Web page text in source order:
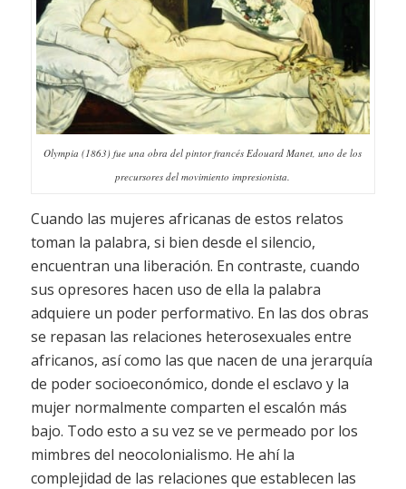
Olympia (1863) fue una obra del pintor francés Edouard Manet, uno de los
precursores del movimiento impresionista.
Cuando las mujeres africanas de estos relatos
toman la palabra, si bien desde el silencio,
encuentran una liberación. En contraste, cuando
sus opresores hacen uso de ella la palabra
adquiere un poder performativo. En las dos obras
se repasan las relaciones heterosexuales entre
africanos, así como las que nacen de una jerarquía
de poder socioeconómico, donde el esclavo y la
mujer normalmente comparten el escalón más
bajo. Todo esto a su vez se ve permeado por los
mimbres del neocolonialismo. He ahí la
complejidad de las relaciones que establecen las